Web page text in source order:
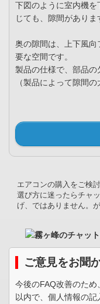
下図のように室内機を
じても、隙間がありま
奥の隙間は、上下風
要な空間です。
製品の仕様で、部品の
（製品によって隙間
エアコンの購入をご検
選び方に迷ったらチャ
げ、ではありません。
ご意見をお聞
今後のFAQ改善のた
以内で、個人情報の